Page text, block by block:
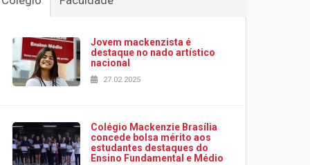
Jovem mackenzista é
destaque no nado artístico
nacional
27.02.2025
Colégio Mackenzie Brasília
concede bolsa mérito aos
estudantes destaques do
Ensino Fundamental e Médio